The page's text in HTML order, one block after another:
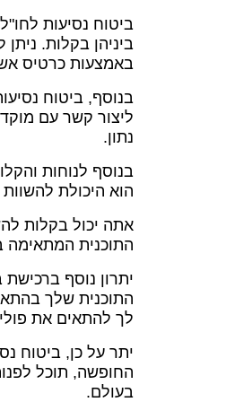
ביטוח נסיעות
ביניהן בקלות.
באמצעות כרטיס
בנוסף, ביטוח
ליצור קשר עם מוקד
נתון.
בנוסף לנוחות
הוא היכולת להשוות
אתה יכול בקלות
התוכנית המתאימה
יתרון נוסף
התוכנית שלך
לך להתאים את
החופשה, תוכל
בעולם.